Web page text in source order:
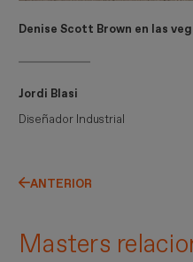
Denise Scott Brown en las
Jordi Blasi
Diseñador Industrial
ANTERIOR
Masters